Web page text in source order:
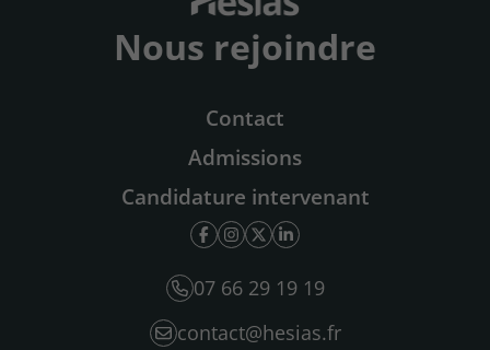
Nous rejoindre
Contact
Admissions
Candidature intervenant
07 66 29 19 19
contact@hesias.fr